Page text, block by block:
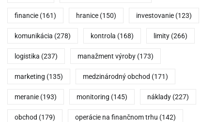
financie (161) hranice (150) investovanie (123)
komunikácia (278) kontrola (168) limity (266)
logistika (237) manažment výroby (173)
marketing (135) medzinárodný obchod (171)
meranie (193) monitoring (145) náklady (227)
obchod (179) operácie na finančnom trhu (142)